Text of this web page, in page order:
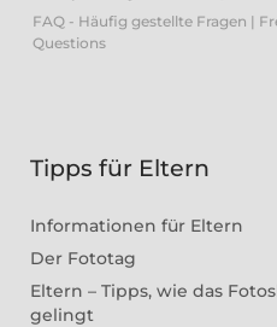
FAQ - Häufig gestellte Fragen |
Questions
Tipps für Eltern
Informationen für Eltern
Der Fototag
Eltern – Tipps, wie das
gelingt